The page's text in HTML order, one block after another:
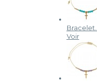
Bracelet...
Voir